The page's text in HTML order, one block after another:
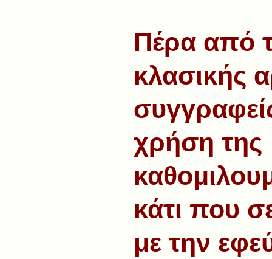
Πέρα από
κλασικής
χρήση της
κάτι που
με την